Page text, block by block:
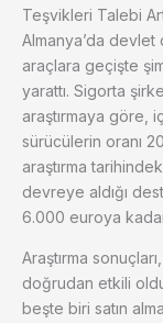
Teşvikleri Talebi
Almanya’da
araçlara geçişte
yarattı. Sigorta
araştırmaya göre,
sürücülerin oranı
araştırma
devreye aldığı
6.000 euroya
Araştırma
doğrudan etkili
beşte biri satın